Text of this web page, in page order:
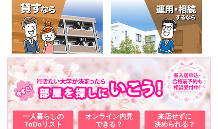
一人暮らしの
ToDoリスト
オンライン内見
できる？
来店せずに
決められる？